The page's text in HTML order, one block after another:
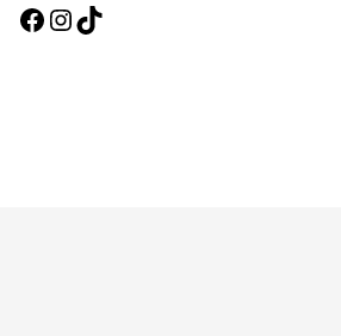
Facebook
Instagram
TikTok